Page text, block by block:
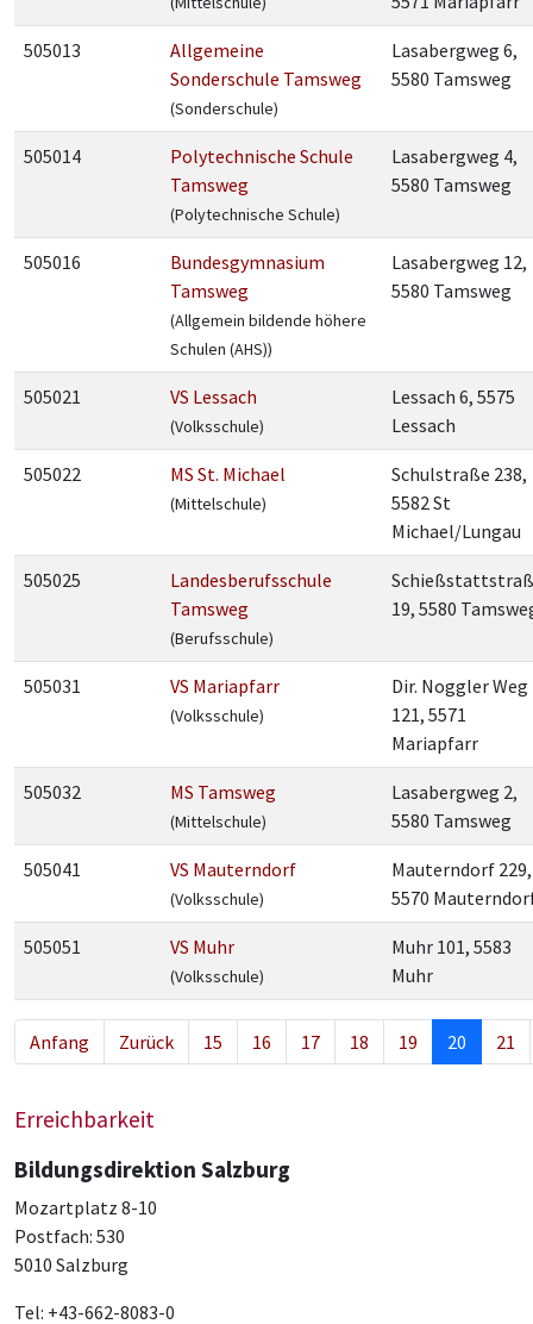
505013
Allgemeine
Sonderschule Tamsweg
(Sonderschule)
Lasabergweg 6,
5580 Tamsweg
505014
Polytechnische Schule
Tamsweg
(Polytechnische Schule)
Lasabergweg 4,
5580 Tamsweg
505016
Bundesgymnasium
Tamsweg
(Allgemein bildende höhere
Schulen (AHS))
Lasabergweg 12,
5580 Tamsweg
505021 VS Lessach
(Volksschule)
Lessach 6, 5575
Lessach
505022 MS St. Michael
(Mittelschule)
Schulstraße 238,
5582 St
Michael/Lungau
505025
Landesberufsschule
Tamsweg
(Berufsschule)
19, 5580
505031 VS Mariapfarr
(Volksschule)
Dir. Noggler Weg
121, 5571
Mariapfarr
505032 MS Tamsweg
(Mittelschule)
Lasabergweg 2,
5580 Tamsweg
505041 VS Mauterndorf
(Volksschule)
Mauterndorf 229,
5570
505051 VS Muhr
(Volksschule)
Muhr 101, 5583
Muhr
Anfang Zurück 15 16 17 18 19 20 21
Erreichbarkeit
Bildungsdirektion Salzburg
Mozartplatz 8-10
Postfach: 530
5010 Salzburg
Tel: +43-662-8083-0